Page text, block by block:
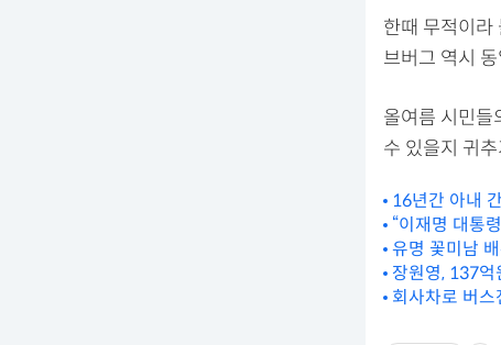
한때 무적이라
브버그 역시
올여름 시민들
수 있을지 귀
16년간 아내
“이재명 대통
유명 꽃미남
장원영, 137억
회사차로 버스